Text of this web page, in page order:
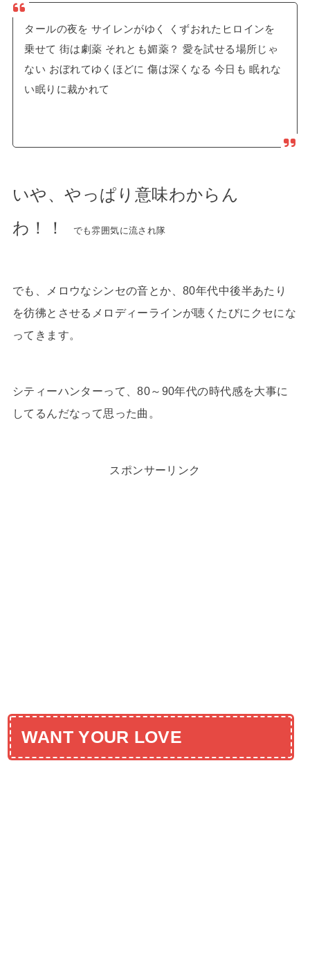
タールの夜を サイレンがゆく くずおれたヒロインを
乗せて 街は劇薬 それとも媚薬？ 愛を試せる場所じゃ
ない おぼれてゆくほどに 傷は深くなる 今日も 眠れな
い眠りに裁かれて
いや、やっぱり意味わからん
わ！！
でも雰囲気に流され隊
でも、メロウなシンセの音とか、80年代中後半あたり
を彷彿とさせるメロディーラインが聴くたびにクセにな
ってきます。
シティーハンターって、80～90年代の時代感を大事に
してるんだなって思った曲。
スポンサーリンク
WANT YOUR LOVE